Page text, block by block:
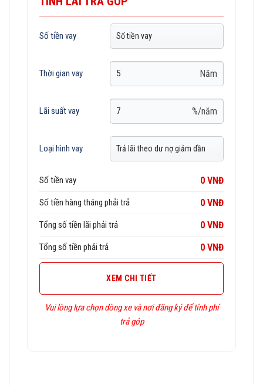
Số tiền vay
Thời gian vay Năm
Lãi suất vay %/năm
Loại hình vay
Số tiền vay 0 VNĐ
Số tiền hàng tháng phải trả 0 VNĐ
Tổng số tiền lãi phải trả 0 VNĐ
Tổng số tiền phải trả 0 VNĐ
XEM CHI TIẾT
Vui lòng lựa chọn dòng xe và nơi đăng ký để tính phí
trả góp